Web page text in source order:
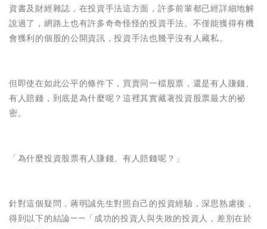
資書及財經雜誌，在投資手法這方面，許多前輩都已經詳細地解
說過了，網路上也有許多奇奇怪怪的投資手法。不僅能獲得有機
會獲利的個股的公開資訊，投資手法也幾乎沒有人藏私。
但即使在如此公平的條件下，買賣同一檔股票，還是有人賺錢、
有人賠錢，到底是為什麼呢？這裡其實藏著投資股票最大的祕
密。
「為什麼投資股票有人賺錢、有人賠錢呢？」
針對這個疑問，蔣明誠先生對照自己的投資經驗，深思熟慮後，
得到以下的結論——「成功的投資人與失敗的投資人，差別在於